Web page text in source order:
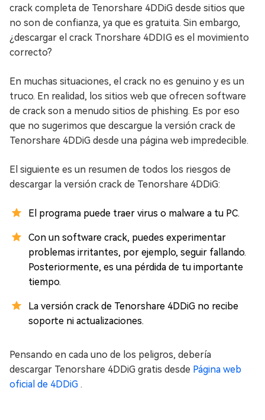
crack completa de Tenorshare 4DDiG desde sitios que
no son de confianza, ya que es gratuita. Sin embargo,
¿descargar el crack Tnorshare 4DDIG es el movimiento
correcto?
En muchas situaciones, el crack no es genuino y es un
truco. En realidad, los sitios web que ofrecen software
de crack son a menudo sitios de phishing. Es por eso
que no sugerimos que descargue la versión crack de
Tenorshare 4DDiG desde una página web impredecible.
El siguiente es un resumen de todos los riesgos de
descargar la versión crack de Tenorshare 4DDiG:
El programa puede traer virus o malware a tu PC.
Con un software crack, puedes experimentar
problemas irritantes, por ejemplo, seguir fallando.
Posteriormente, es una pérdida de tu importante
tiempo.
La versión crack de Tenorshare 4DDiG no recibe
soporte ni actualizaciones.
Pensando en cada uno de los peligros, debería
descargar Tenorshare 4DDiG gratis desde Página web
oficial de 4DDiG .